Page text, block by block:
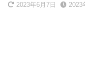
2023年6月7日 2023